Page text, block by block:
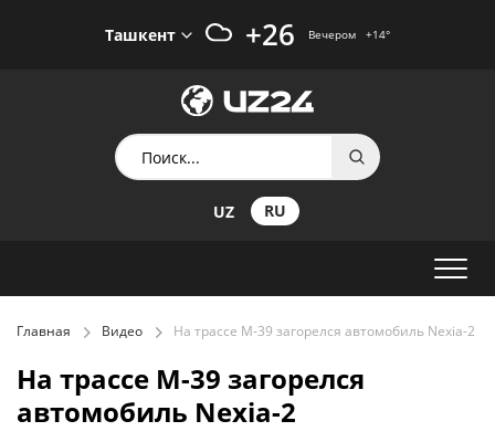
Ташкент +26 Вечером +14°
UZ RU
Главная Видео На трассе М-39 загорелся автомобиль Nexia-2
На трассе М-39 загорелся
автомобиль Nexia-2